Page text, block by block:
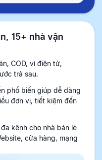
15+ nhà vận
COD, ví điện tử,
trả sau.
phổ biến giúp dễ dàng
đơn vị, tiết kiệm đến
kênh cho nhà bán lẻ
cửa hàng, mạng